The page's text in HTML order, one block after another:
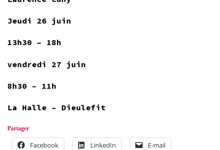
Jeudi 26 juin
13h30 – 18h
vendredi 27 juin
8h30 – 11h
La Halle – Dieulefit
Partager
Facebook LinkedIn E-mail